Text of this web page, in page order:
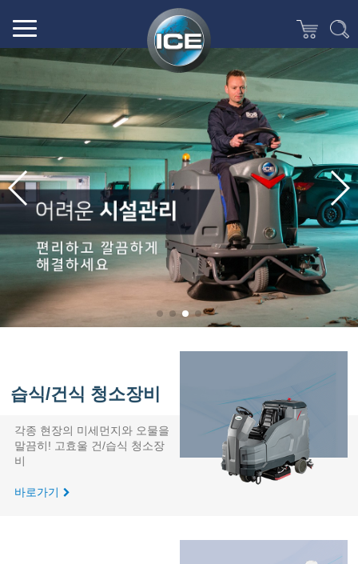
습식/건식 청소장비
각종 현장의 미세먼지와 오물을
말끔히! 고효울 건/습식 청소장
비
바로가기